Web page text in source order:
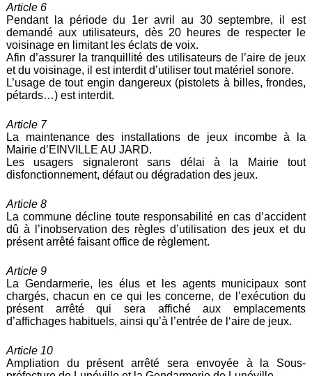
Article 6
Pendant la période du 1er avril au 30 septembre, il est
demandé aux utilisateurs, dès 20 heures de respecter le
voisinage en limitant les éclats de voix.
Afin d’assurer la tranquillité des utilisateurs de l’aire de jeux
et du voisinage, il est interdit d’utiliser tout matériel sonore.
L’usage de tout engin dangereux (pistolets à billes, frondes,
pétards…) est interdit.
Article 7
La maintenance des installations de jeux incombe à la
Mairie d’EINVILLE AU JARD.
Les usagers signaleront sans délai à la Mairie tout
disfonctionnement, défaut ou dégradation des jeux.
Article 8
La commune décline toute responsabilité en cas d’accident
dû à l’inobservation des règles d’utilisation des jeux et du
présent arrêté faisant office de règlement.
Article 9
La Gendarmerie, les élus et les agents municipaux sont
chargés, chacun en ce qui les concerne, de l’exécution du
présent arrêté qui sera affiché aux emplacements
d’affichages habituels, ainsi qu’à l’entrée de l‘aire de jeux.
Article 10
Ampliation du présent arrêté sera envoyée à la Sous-